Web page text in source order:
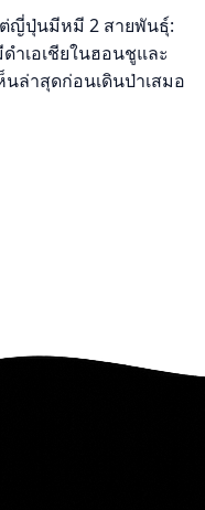
ญี่ปุ่นมีหมี 2 สายพันธุ์:
เอเชียในฮอนชูและ
ล่าสุดก่อนเดินป่าเสมอ